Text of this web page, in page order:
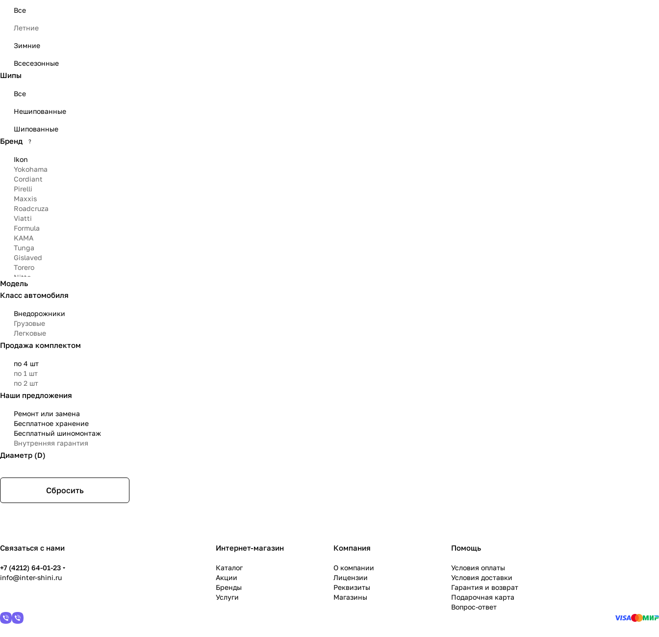
Все
Летние
Зимние
Всесезонные
Шипы
Все
Нешипованные
Шипованные
Бренд ?
Ikon
Yokohama
Cordiant
Pirelli
Maxxis
Roadcruza
Viatti
Formula
KAMA
Tunga
Gislaved
Torero
Nitto
Arivo
Michelin
Bars
Attar
Bridgestone
Matador
Омскшина
Модель
Класс автомобиля
Внедорожники
Грузовые
Легковые
Продажа комплектом
по 4 шт
по 1 шт
по 2 шт
Наши предложения
Ремонт или замена
Бесплатное хранение
Бесплатный шиномонтаж
Внутренняя гарантия
Диаметр (D)
Сбросить
Связаться с нами
+7 (4212) 64-01-23
info@inter-shini.ru
Интернет-магазин
Каталог
Акции
Бренды
Услуги
Компания
О компании
Лицензии
Реквизиты
Магазины
Помощь
Условия оплаты
Условия доставки
Гарантия и возврат
Подарочная карта
Вопрос-ответ